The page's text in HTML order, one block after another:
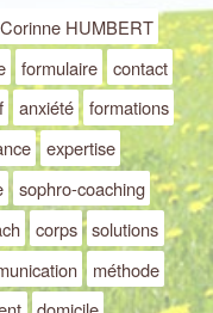
Corinne HUMBERT
formulaire
contact
anxiété
formations
expertise
sophro-coaching
corps
solutions
méthode